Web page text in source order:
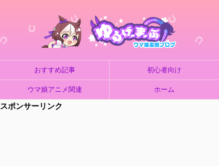
おすすめ記事 初心者向け
ウマ娘アニメ関連 ホーム
スポンサーリンク